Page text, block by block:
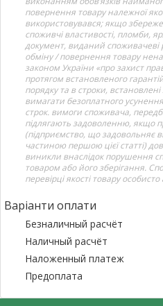
повернення товару належної
використовувався; якщо
споживчі властивості, пломби,
документ, виданий
обміну / повернення товару
законом України «про захист
протягом встановленого
порядку та в строки,
вимагати безоплатного
строк. вимоги споживача,
підлягають задоволенню, якщо
(підприємство, що задовольняє
частиною першою цієї статті)
виникли внаслідок порушення
товаром або його зберігання.
перевірці якості товару
Варіанти оплати
Безналичный расчёт
Наличный расчёт
Наложенный платеж
Предоплата